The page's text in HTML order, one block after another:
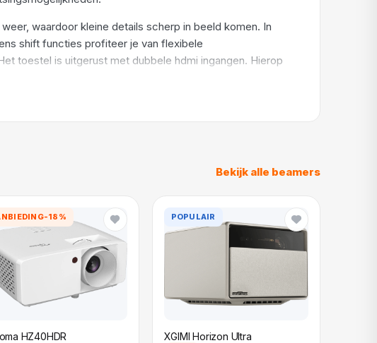
waardoor kleine details scherp in beeld komen. In
shift functies profiteer je van flexibele
toestel is uitgerust met dubbele hdmi ingangen. Hierop
Bekijk alle beamers
-18%
HZ40HDR
POPULAIR
XGIMI Horizon Ultra